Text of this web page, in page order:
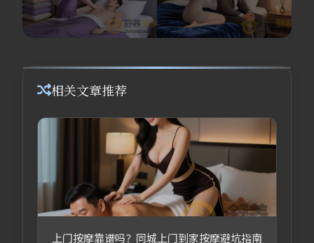
相关文章推荐
上门按摩靠谱吗？同城上门到家按摩避坑指南